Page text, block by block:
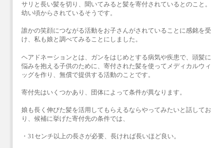
サリと長い髪を切り、聞いてみると髪を寄付されているとのこと。
幼い頃からされているそうです。
誰かの笑顔につながる活動をお子さんがされていることに感銘を受
け、私も娘と調べてみることにしました。
ヘアドネーションとは、ガンをはじめとする病気や疾患で、頭髪に
悩みを抱える子供のために、寄付された髪を使ってメディカルウィ
ッグを作り、無償で提供する活動のことです。
寄付先はいくつかあり、団体によって条件が異なります。
娘も長く伸びた髪を活用してもらえるならやってみたいと話してお
り、候補に挙げた寄付先の条件では、
・31センチ以上の長さが必要、長ければ長いほど良い。